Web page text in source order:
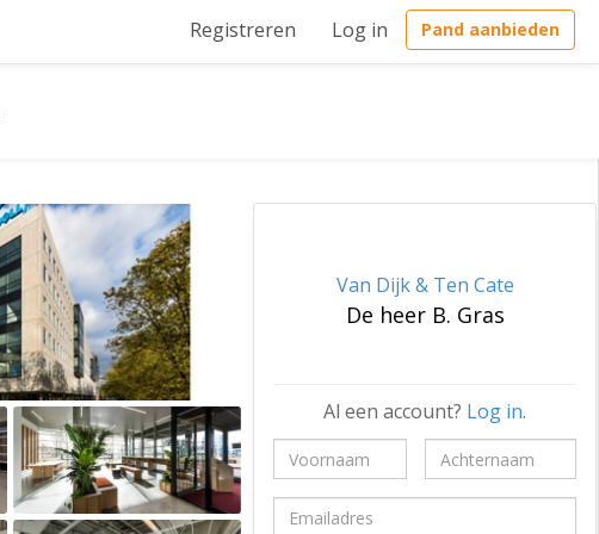
Registreren Log in Pand aanbieden
Van Dijk & Ten Cate
De heer B. Gras
Al een account? Log in.